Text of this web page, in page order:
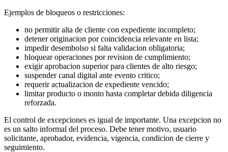
Ejemplos de bloqueos o restricciones:
no permitir alta de cliente con expediente incompleto;
detener originacion por coincidencia relevante en lista;
impedir desembolso si falta validacion obligatoria;
bloquear operaciones por revision de cumplimiento;
exigir aprobacion superior para clientes de alto riesgo;
suspender canal digital ante evento critico;
requerir actualizacion de expediente vencido;
limitar producto o monto hasta completar debida diligencia
reforzada.
El control de excepciones es igual de importante. Una excepcion no
es un salto informal del proceso. Debe tener motivo, usuario
solicitante, aprobador, evidencia, vigencia, condicion de cierre y
seguimiento.